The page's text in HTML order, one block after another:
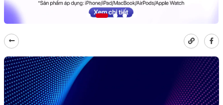
Osmo Pocket 4 Ốp lưng Apple